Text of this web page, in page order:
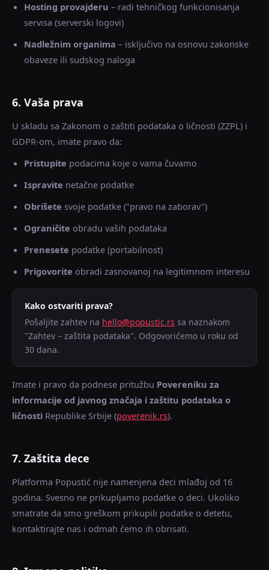
Hosting provajderu – radi tehničkog funkcionisanja
servisa (serverski logovi)
Nadležnim organima – isključivo na osnovu zakonske
obaveze ili sudskog naloga
6. Vaša prava
U skladu sa Zakonom o zaštiti podataka o ličnosti (ZZPL) i
GDPR-om, imate pravo da:
Pristupite podacima koje o vama čuvamo
Ispravite netačne podatke
Obrišete svoje podatke ("pravo na zaborav")
Ograničite obradu vaših podataka
Prenesete podatke (portabilnost)
Prigovorite obradi zasnovanoj na legitimnom interesu
Kako ostvariti prava?
Pošaljite zahtev na hello@popustic.rs sa naznakom
"Zahtev – zaštita podataka". Odgovorićemo u roku od
30 dana.
Imate i pravo da podnese pritužbu Povereniku za
informacije od javnog značaja i zaštitu podataka o
ličnosti Republike Srbije (poverenik.rs).
7. Zaštita dece
Platforma Popustić nije namenjena deci mlađoj od 16
godina. Svesno ne prikupljamo podatke o deci. Ukoliko
smatrate da smo greškom prikupili podatke o detetu,
kontaktirajte nas i odmah ćemo ih obrisati.